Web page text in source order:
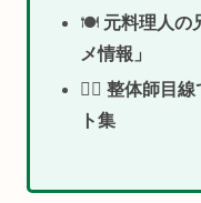
🍽 元料理人の
メ情報」
🧘‍♀️ 整体師目線
ト集